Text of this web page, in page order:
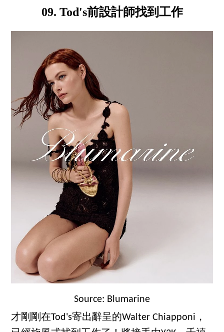
09. Tod's前設計師找到工作
Source: Blumarine
才剛剛在Tod's寄出辭呈的Walter Chiapponi，